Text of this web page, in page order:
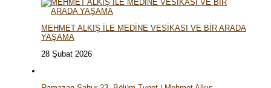
MEHMET ALKIŞ İLE MEDİNE VESİKASI VE BİR ARADA
YAŞAMA
28 Şubat 2026